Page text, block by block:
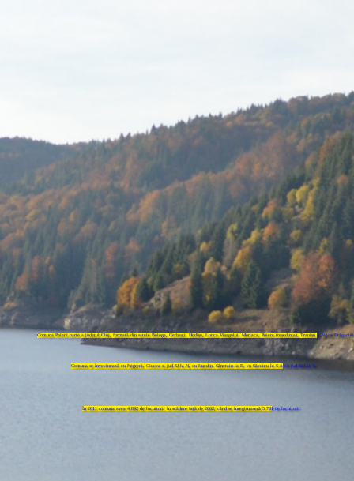
Comuna Poieni parte a județul Cluj, formată din satele Bologa, Cerbești, Hodișu, Lunca Vișagului, Morlaca, Poieni (reședința), Tranișu și Valea
Comuna se învecinează cu Negreni, Ciucea și jud SJ la N, cu Huedin, Sâncraiu la E, cu Săcuieu la S și cu jud BH la V.
În 2011 comuna avea 4.842 de locuitori, în scădere față de 2002, când se înregistraseră 5.781 de locuitori .